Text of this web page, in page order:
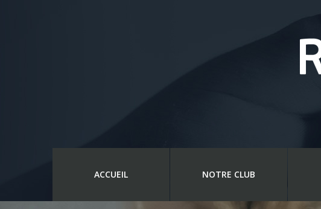
ACCUEIL NOTRE CLUB